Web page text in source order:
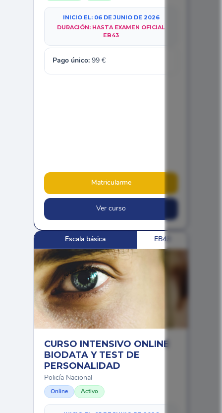
INICIO EL: 06 DE JUNIO DE 2026
DURACIÓN: HASTA EXAMEN OFICIAL
EB43
Pago único: 99 €
Matricularme
Ver curso
Escala básica EB43
CURSO INTENSIVO ONLINE
BIODATA Y TEST DE
PERSONALIDAD
Policía Nacional
Online Activo